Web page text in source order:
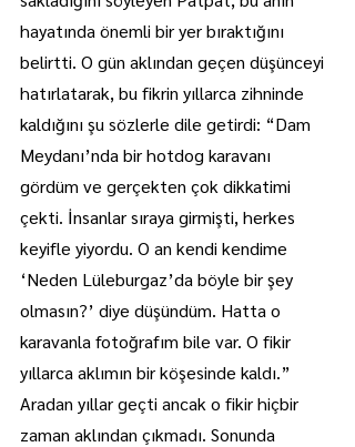
hayatında önemli bir yer bıraktığını
belirtti. O gün aklından geçen düşünceyi
hatırlatarak, bu fikrin yıllarca zihninde
kaldığını şu sözlerle dile getirdi: “Dam
Meydanı’nda bir hotdog karavanı
gördüm ve gerçekten çok dikkatimi
çekti. İnsanlar sıraya girmişti, herkes
keyifle yiyordu. O an kendi kendime
‘Neden Lüleburgaz’da böyle bir şey
olmasın?’ diye düşündüm. Hatta o
karavanla fotoğrafım bile var. O fikir
yıllarca aklımın bir köşesinde kaldı.”
Aradan yıllar geçti ancak o fikir hiçbir
zaman aklından çıkmadı. Sonunda